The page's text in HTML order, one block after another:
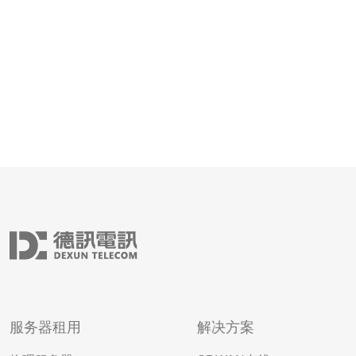
服务器租用 解决方案